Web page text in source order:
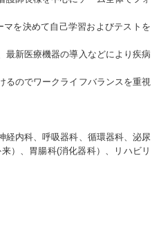
を決めて自己学習およびテストを
最新医療機器の導入などにより疾病
るのでワークライフバランスを重視
経内科、呼吸器科、循環器科、泌尿
）、胃腸科(消化器科）、リハビリ